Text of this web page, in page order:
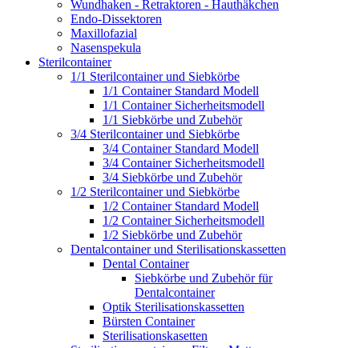
Wundhaken - Retraktoren - Hauthäkchen
Endo-Dissektoren
Maxillofazial
Nasenspekula
Sterilcontainer
1/1 Sterilcontainer und Siebkörbe
1/1 Container Standard Modell
1/1 Container Sicherheitsmodell
1/1 Siebkörbe und Zubehör
3/4 Sterilcontainer und Siebkörbe
3/4 Container Standard Modell
3/4 Container Sicherheitsmodell
3/4 Siebkörbe und Zubehör
1/2 Sterilcontainer und Siebkörbe
1/2 Container Standard Modell
1/2 Container Sicherheitsmodell
1/2 Siebkörbe und Zubehör
Dentalcontainer und Sterilisationskassetten
Dental Container
Siebkörbe und Zubehör für
Dentalcontainer
Optik Sterilisationskassetten
Bürsten Container
Sterilisationskasetten